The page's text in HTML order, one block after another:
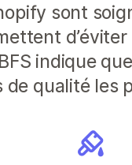
sont
indique
de qualité les